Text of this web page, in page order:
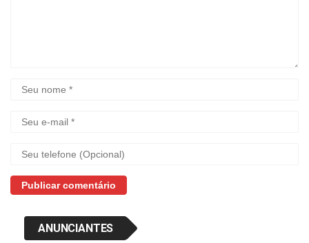
ANUNCIANTES